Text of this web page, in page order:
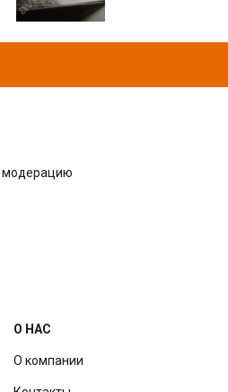
модерацию
О НАС
О компании